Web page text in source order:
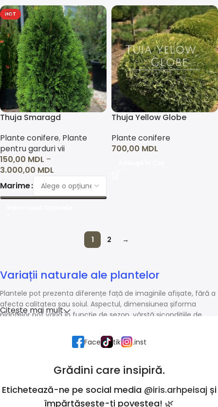
HOT
Thuja Smaragd
Plante conifere, Plante
pentru garduri vii
150,00 MDL –
3.000,00 MDL
Marime
Thuja Yellow Globe
Plante conifere
700,00 MDL
1 2 →
Variații naturale ale plantelor
Plantele pot prezenta diferențe față de imaginile afișate, fără a
afecta calitatea sau soiul. Aspectul, dimensiunea șiforma
plantelor pot varia în funcție de sezon, vârstă șicondițiile de
Citește mai mult
Face tik .inst
Grădini care insipiră.
Etichetează-ne pe social media @iris.arhpeisaj și
împărtășește-ți povestea! 🌿